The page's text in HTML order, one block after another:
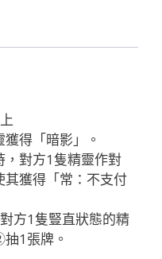
獲得「暗影」。
，對方1隻精靈作對
獲得「常：不支付
方1隻豎直狀態的精
1張牌。